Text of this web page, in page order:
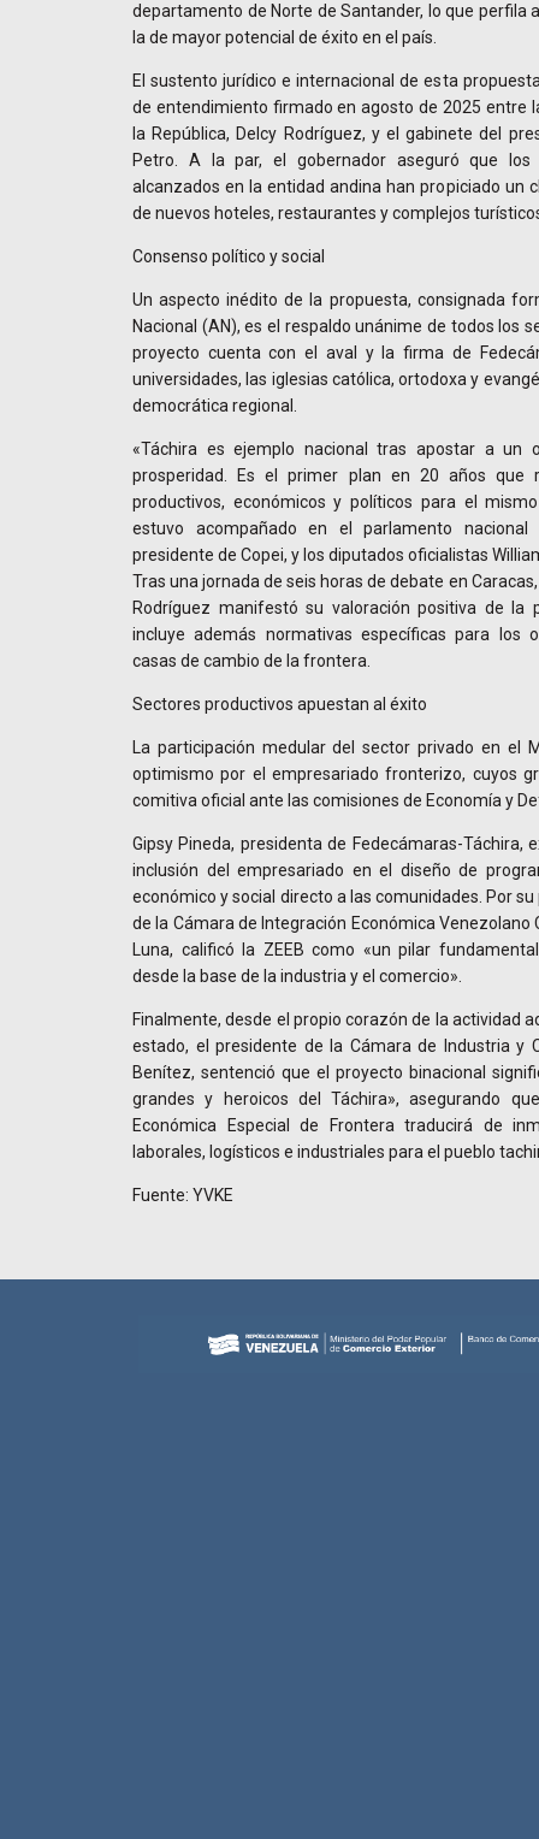
departamento de Norte de Santander, lo que perfila
la de mayor potencial de éxito en el país.
El sustento jurídico e internacional de esta
de entendimiento firmado en agosto de 2025 entre
la República, Delcy Rodríguez, y el gabinete del
Petro. A la par, el gobernador aseguró que los
alcanzados en la entidad andina han propiciado un
de nuevos hoteles, restaurantes y complejos
Consenso político y social
Un aspecto inédito de la propuesta, consignada
Nacional (AN), es el respaldo unánime de todos los
proyecto cuenta con el aval y la firma de
universidades, las iglesias católica, ortodoxa y
democrática regional.
«Táchira es ejemplo nacional tras apostar a un
prosperidad. Es el primer plan en 20 años que
productivos, económicos y políticos para el
estuvo acompañado en el parlamento nacional
presidente de Copei, y los diputados oficialistas
Tras una jornada de seis horas de debate en
Rodríguez manifestó su valoración positiva de la
incluye además normativas específicas para los
casas de cambio de la frontera.
Sectores productivos apuestan al éxito
La participación medular del sector privado en el
optimismo por el empresariado fronterizo, cuyos
comitiva oficial ante las comisiones de Economía y
Gipsy Pineda, presidenta de Fedecámaras-Táchira,
inclusión del empresariado en el diseño de
económico y social directo a las comunidades. Por
de la Cámara de Integración Económica Venezolano
Luna, calificó la ZEEB como «un pilar
desde la base de la industria y el comercio».
Finalmente, desde el propio corazón de la actividad
estado, el presidente de la Cámara de Industria y
Benítez, sentenció que el proyecto binacional
grandes y heroicos del Táchira», asegurando
Económica Especial de Frontera traducirá de
laborales, logísticos e industriales para el pueblo
Fuente: YVKE